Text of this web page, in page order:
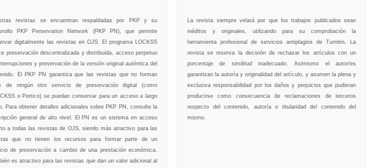
revistas se encuentran respaldadas por PKP y su
PKP Preservation Network (PKP PN), que permite
digitalmente las revistas en OJS. El programa LOCKSS
preservación descentralizada y distribuida, acceso perpetuo
y preservación de la versión original auténtica del
El PKP PN garantiza que las revistas que no forman
de ningún otro servicio de preservación digital (como
o Portico) se puedan conservar para un acceso a largo
Para obtener detalles adicionales sobre PKP PN, consulte la
general de alto nivel. El PN es un sistema en acceso
a todas las revistas de OJS, siendo más atractivo para las
que no tienen los recursos para formar parte de un
de preservación a cambio de una prestación económica.
es atractivo para las revistas que dan un valor adicional al
La revista siempre velará por que los trabajos publicados sean
inéditos y originales, utilizando para su comprobación la
herramienta profesional de servicios antiplagios de Turnitin. La
revista se reserva la decisión de rechazar los artículos con un
porcentaje de similitud inadecuado. Asimismo el autor/es
garantizan la autoría y originalidad del artículo, y asumen la plena y
exclusiva responsabilidad por los daños y perjuicios que pudieran
producirse como consecuencia de reclamaciones de terceros
respecto del contenido, autoría o titularidad del contenido del
mismo.